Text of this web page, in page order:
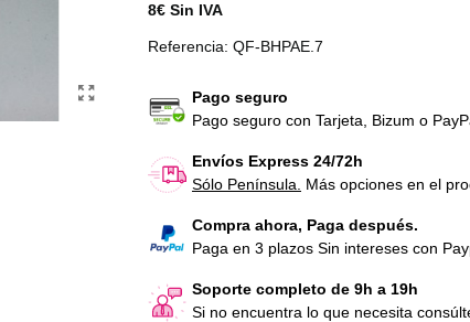
8€ Sin IVA
Referencia: QF-BHPAE.7
Pago seguro
Pago seguro con Tarjeta, Bizum o
Envíos Express 24/72h
Sólo Península.
Más opciones en el
Compra ahora, Paga después.
Paga en 3 plazos Sin intereses con
Soporte completo de 9h a 19h
Si no encuentra lo que necesita
Proaction...
Proaction...
127,05 € IVA Incl.